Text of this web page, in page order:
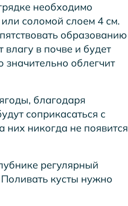
необходимо
соломой слоем 4 см.
образованию
в почве и будет
значительно облегчит
благодаря
соприкасаться с
них никогда не появится
регулярный
кусты нужно